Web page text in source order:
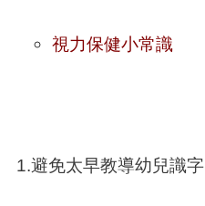
視力保健小常識
1.避免太早教導幼兒識字